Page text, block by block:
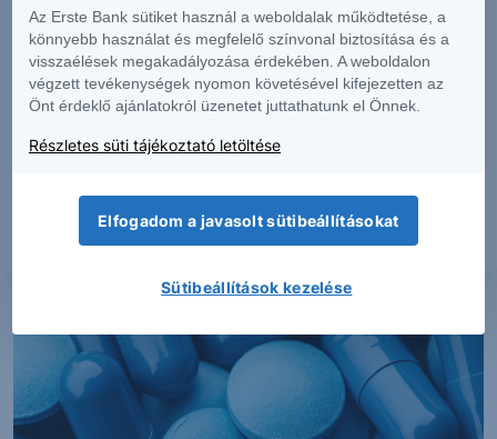
Erős lett a MOL második negyedéve
PIACI HÍREK
2026. augusztus 7.
Az Erste Bank sütiket használ a weboldalak működtetése, a
könnyebb használat és megfelelő színvonal biztosítása és a
visszaélések megakadályozása érdekében. A weboldalon
végzett tevékenységek nyomon követésével kifejezetten az
Önt érdeklő ajánlatokról üzenetet juttathatunk el Önnek.
Részletes süti tájékoztató letöltése
Elfogadom a javasolt sütibeállításokat
Sütibeállítások kezelése